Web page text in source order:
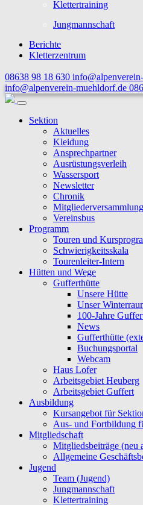
Klettertraining
Jungmannschaft
Berichte
Kletterzentrum
08638 98 18 630
info@alpenverein-muehldorf.de
Sektion
Aktuelles
Kleidung
Ansprechpartner
Ausrüstungsverleih
Wassersport
Newsletter
Chronik
Mitgliederversammlung
Vereinsbus
Programm
Touren und
Schwierigkeitsskala
Tourenleiter-Intern
Hütten und Wege
Gufferthütte
Unsere Hütte
Unser
100-Jahre
News
Gufferthütte
Buchungsportal
Webcam
Haus Lofer
Arbeitsgebiet Heuberg
Arbeitsgebiet Guffert
Ausbildung
Kursangebot für
Aus- und Fortbildung
Mitgliedschaft
Mitgliedsbeiträge (neu
Allgemeine
Jugend
Team (Jugend)
Jungmannschaft
Klettertraining